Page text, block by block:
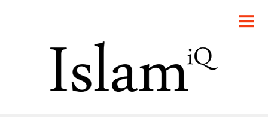
GESELLSCHAFT
STARTSEITE